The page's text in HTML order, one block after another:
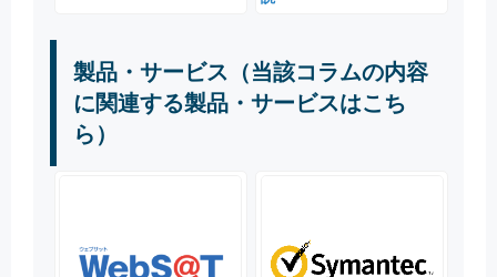
製品・サービス（当該コラムの内容
に関連する製品・サービスはこち
ら）